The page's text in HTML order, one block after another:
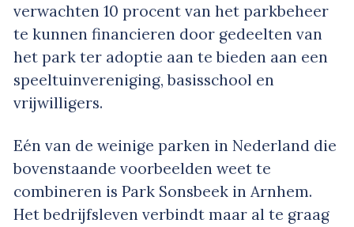
verwachten 10 procent van het parkbeheer
te kunnen financieren door gedeelten van
het park ter adoptie aan te bieden aan een
speeltuinvereniging, basisschool en
vrijwilligers.
Eén van de weinige parken in Nederland die
bovenstaande voorbeelden weet te
combineren is Park Sonsbeek in Arnhem.
Het bedrijfsleven verbindt maar al te graag